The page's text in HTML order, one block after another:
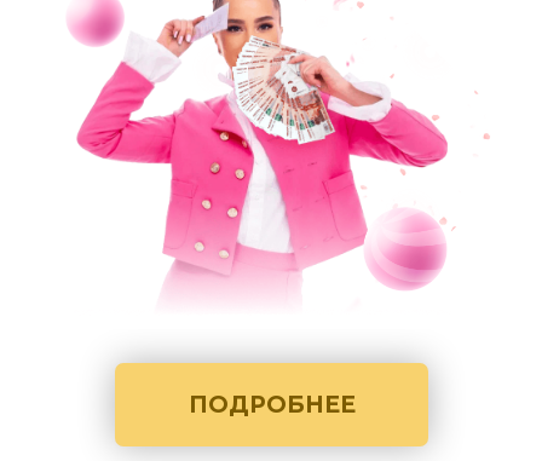
ПОДРОБНЕЕ